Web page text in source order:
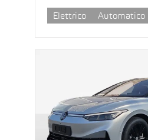
Elettrico Automatico